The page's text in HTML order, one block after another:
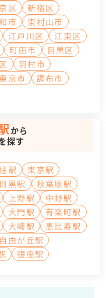
区
新宿区
市
東村山市
江戸川区
江東区
町田市
目黒区
羽村市
京市
調布市
から
探す
駅
東京駅
目黒駅
秋葉原駅
上野駅
中野駅
大門駅
有楽町駅
大崎駅
恵比寿駅
自由が丘駅
銀座駅